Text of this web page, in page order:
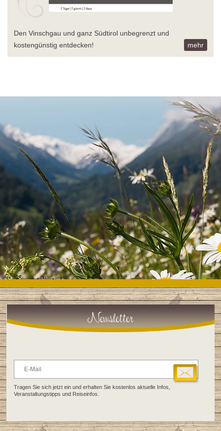
Den Vinschgau und ganz Südtirol unbegrenzt und
kostengünstig entdecken!
mehr
Newsletter
Tragen Sie sich jetzt ein und erhalten Sie kostenlos aktuelle Infos,
Veranstaltungstipps und Reiseinfos.